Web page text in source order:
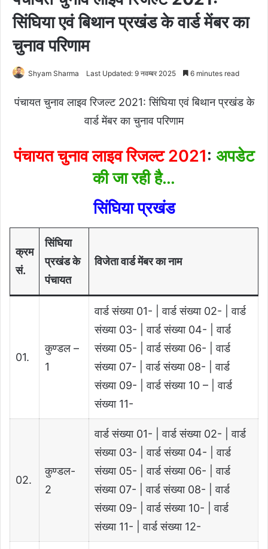
सिंघिया एवं बिथान प्रखंड के वार्ड मेंबर का
चुनाव परिणाम
Shyam Sharma Last Updated: 9 नवम्बर 2025 6 minutes read
पंचायत चुनाव लाइव रिजल्ट 2021: सिंघिया एवं बिथान प्रखंड के
वार्ड मेंबर का चुनाव परिणाम
पंचायत चुनाव लाइव रिजल्ट 2021: अपडेट
की जा रही है…
सिंघिया प्रखंड
क्रम
सं.
सिंघिया
प्रखंड के
पंचायत
विजेता वार्ड मेंबर का नाम
01.
कुण्‍डल –
1
वार्ड संख्या 01- | वार्ड संख्या 02- | वार्ड
संख्या 03- | वार्ड संख्या 04- | वार्ड
संख्या 05- | वार्ड संख्या 06- | वार्ड
संख्या 07- | वार्ड संख्या 08- | वार्ड
संख्या 09- | वार्ड संख्या 10 – | वार्ड
संख्या 11-
02.
कुण्‍डल-
2
वार्ड संख्या 01- | वार्ड संख्या 02- | वार्ड
संख्या 03- | वार्ड संख्या 04- | वार्ड
संख्या 05- | वार्ड संख्या 06- | वार्ड
संख्या 07- | वार्ड संख्या 08- | वार्ड
संख्या 09- | वार्ड संख्या 10- | वार्ड
संख्या 11- | वार्ड संख्या 12-